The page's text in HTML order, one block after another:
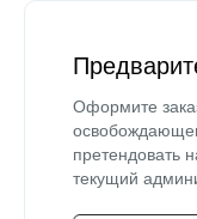
Оформите
претендовать
текущий